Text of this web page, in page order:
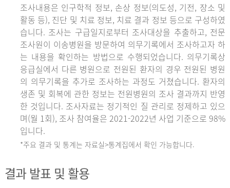
조사내용은 인구학적 정보, 손상 정보(의도성, 기전, 장소 및
활동 등), 진단 및 치료 정보, 치료 결과 정보 등으로 구성하였
습니다. 조사는 구급일지로부터 조사대상을 추출하고, 전문
조사원이 이송병원을 방문하여 의무기록에서 조사하고자 하
는 내용을 확인하는 방법으로 수행되었습니다. 의무기록상
응급실에서 다른 병원으로 전원된 환자의 경우 전원된 병원
의 의무기록을 추가로 조사하는 과정도 거쳤습니다. 환자의
생존 및 회복에 관한 정보는 전원병원의 조사 결과까지 반영
한 것입니다. 조사자료는 정기적인 질 관리로 정제하고 있으
며(월 1회), 조사 참여율은 2021-2022년 사업 기준으로 98%
입니다.
*주요 결과 및 통계는 자료실>통계집에서 확인 가능합니다.
결과 발표 및 활용